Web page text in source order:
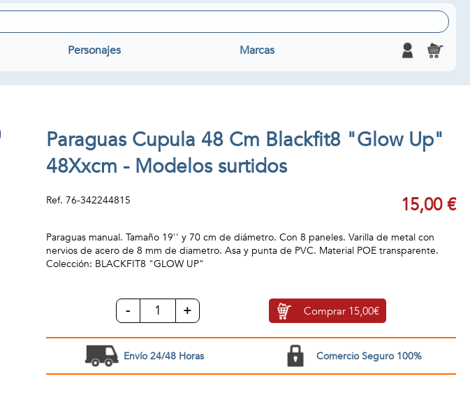
Personajes Marcas
Paraguas Cupula 48 Cm Blackfit8 "Glow Up"
48Xxcm - Modelos surtidos
Ref. 76-342244815 15,00 €
Paraguas manual. Tamaño 19'' y 70 cm de diámetro. Con 8 paneles. Varilla de metal con
nervios de acero de 8 mm de diametro. Asa y punta de PVC. Material POE transparente.
Colección: BLACKFIT8 "GLOW UP"
- + Comprar 15,00€
Envío 24/48 Horas Comercio Seguro 100%